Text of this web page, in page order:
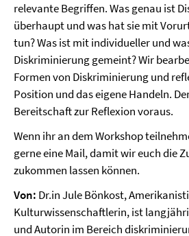
relevante Begriffen. Was genau ist
überhaupt und was hat sie mit
tun? Was ist mit individueller und
Diskriminierung gemeint? Wir
Formen von Diskriminierung und
Position und das eigene Handeln.
Bereitschaft zur Reflexion voraus.
Wenn ihr an dem Workshop
gerne eine Mail, damit wir euch die
zukommen lassen können.
Von: Dr.in Jule Bönkost,
Kulturwissenschaftlerin, ist
und Autorin im Bereich